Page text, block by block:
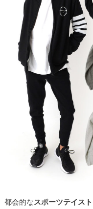
都会的なスポーツテイスト